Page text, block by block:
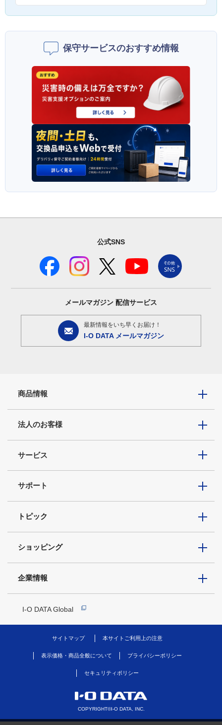
保守サービスのおすすめ情報
公式SNS
メールマガジン 配信サービス
最新情報をいち早くお届け！
I-O DATA メールマガジン
商品情報
法人のお客様
サービス
サポート
トピック
ショッピング
企業情報
I-O DATA Global
サイトマップ 本サイトご利用上の注意
表示価格・商品全般について プライバシーポリシー
セキュリティポリシー
COPYRIGHT©I-O DATA, INC.